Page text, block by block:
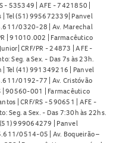
ou vasos sanguíneos sem
Pacientes com
usar este medicamento.
Comprimidos sem
é um
médica. Sempre
antes de iniciar o
- 535349 | AFE - 7421850 |
Tel (51) 995672339| Panvel
0320-28 | Av. Marechal
| 91010.002 | Farmacêutico
CRF/PR - 24873 | AFE -
Seg. a Sex. - Das 7s às 23h.
| Tel (41) 991349216 | Panvel
0192-77 | Av. Cristóvão
| 90560-001 | Farmacêutico
| CRF/RS - 590651 | AFE -
Seg. a Sex. - Das 7:30h às 22hs.
(51) 999064279 | Panvel
0514-05 | Av. Boqueirão –